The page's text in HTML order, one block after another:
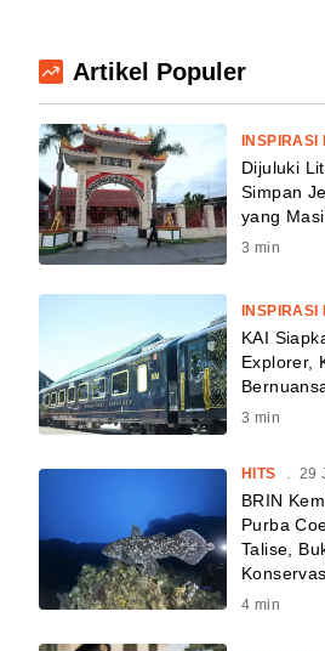
Artikel Populer
Dijuluki
Simpan
yang
3 min
KAI
Explorer,
3 min
HITS . 29
BRIN
Purba
Talise,
4 min